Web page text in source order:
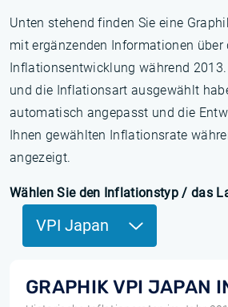
Unten stehend finden Sie eine
mit ergänzenden Informationen über
Inflationsentwicklung während 2013.
und die Inflationsart ausgewählt
automatisch angepasst und die
Ihnen gewählten Inflationsrate
angezeigt.
Wählen Sie den Inflationstyp / das
VPI Japan
GRAPHIK VPI JAPAN